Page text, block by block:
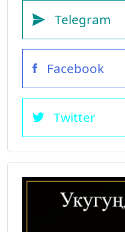
Telegram
Facebook
Twitter